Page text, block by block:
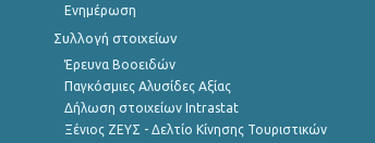
Ενημέρωση
Συλλογή στοιχείων
Έρευνα Βοοειδών
Παγκόσμιες Αλυσίδες Αξίας
Δήλωση στοιχείων Intrastat
Ξένιος ΖΕΥΣ - Δελτίο Κίνησης Τουριστικών